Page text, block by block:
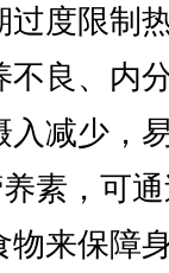
度限制
良、内
减少，
素，可
来保障